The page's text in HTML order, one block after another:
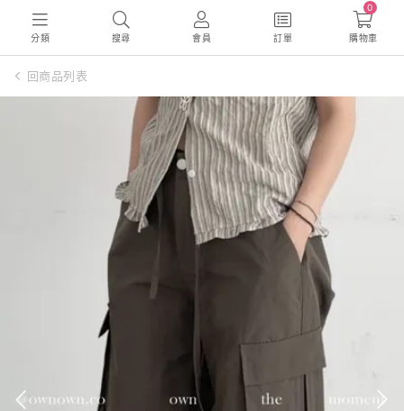
分類 搜尋 會員 訂單
0
購物車
回商品列表